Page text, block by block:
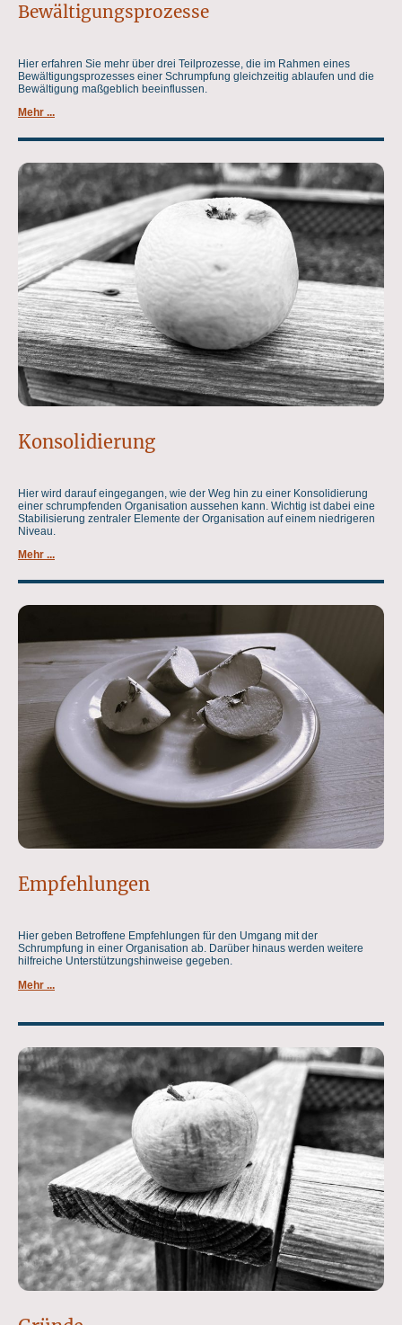
Bewältigungsprozesse
Hier erfahren Sie mehr über drei Teilprozesse, die im Rahmen eines
Bewältigungsprozesses einer Schrumpfung gleichzeitig ablaufen und die
Bewältigung maßgeblich beeinflussen.
Mehr ...
Konsolidierung
Hier wird darauf eingegangen, wie der Weg hin zu einer Konsolidierung
einer schrumpfenden Organisation aussehen kann. Wichtig ist dabei eine
Stabilisierung zentraler Elemente der Organisation auf einem niedrigeren
Niveau.
Mehr ...
Empfehlungen
Hier geben Betroffene Empfehlungen für den Umgang mit der
Schrumpfung in einer Organisation ab. Darüber hinaus werden weitere
hilfreiche Unterstützungshinweise gegeben.
Mehr ...